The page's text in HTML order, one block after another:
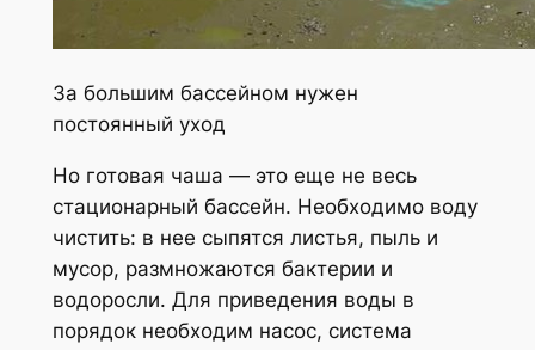
За большим бассейном нужен
постоянный уход
Но готовая чаша — это еще не весь
стационарный бассейн. Необходимо воду
чистить: в нее сыпятся листья, пыль и
мусор, размножаются бактерии и
водоросли. Для приведения воды в
порядок необходим насос, система